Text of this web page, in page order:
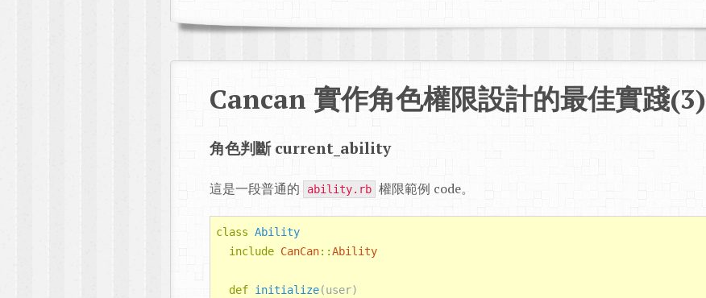
Cancan 實作角色權限設計的最佳實踐(3)
角色判斷 current_ability
這是一段普通的 ability.rb 權限範例 code。
class Ability
include CanCan::Ability
def initialize(user)